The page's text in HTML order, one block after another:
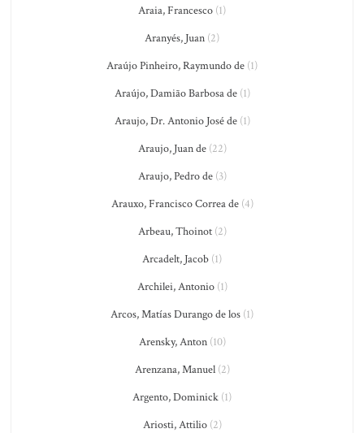
Araia, Francesco (1)
Aranyés, Juan (2)
Araújo Pinheiro, Raymundo de (1)
Araújo, Damião Barbosa de(1)
Araujo, Dr. Antonio José de(1)
Araujo, Juan de(22)
Araujo, Pedro de(3)
Arauxo, Francisco Correa de(4)
Arbeau, Thoinot(2)
Arcadelt, Jacob (1)
Archilei, Antonio(1)
Arcos, Matías Durango de los (1)
Arensky, Anton(10)
Arenzana, Manuel(2)
Argento, Dominick (1)
Ariosti, Attilio(2)